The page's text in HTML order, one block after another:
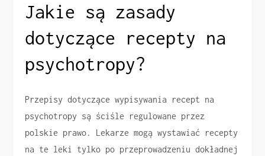
Jakie są zasady
dotyczące recepty na
psychotropy?
Przepisy dotyczące wypisywania recept na
psychotropy są ściśle regulowane przez
polskie prawo. Lekarze mogą wystawiać recepty
na te leki tylko po przeprowadzeniu dokładnej